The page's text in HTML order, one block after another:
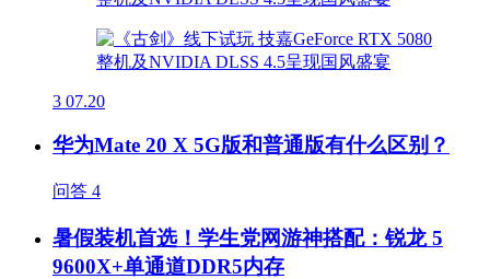
3 07.20
华为Mate 20 X 5G版和普通版有什么区别？
问答 4
暑假装机首选！学生党网游神搭配：锐龙 5
9600X+单通道DDR5内存